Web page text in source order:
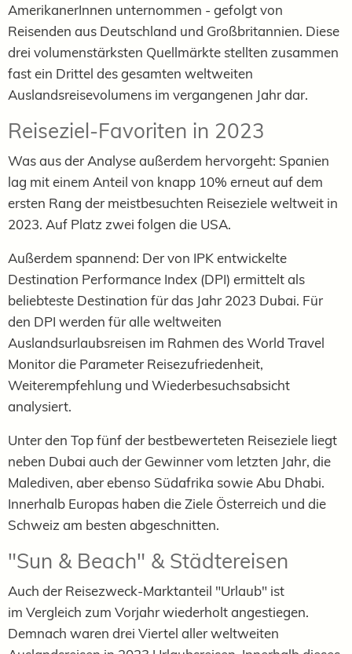
AmerikanerInnen unternommen - gefolgt von
Reisenden aus Deutschland und Großbritannien. Diese
drei volumenstärksten Quellmärkte stellten zusammen
fast ein Drittel des gesamten weltweiten
Auslandsreisevolumens im vergangenen Jahr dar.
Reiseziel-Favoriten in 2023
Was aus der Analyse außerdem hervorgeht: Spanien
lag mit einem Anteil von knapp 10% erneut auf dem
ersten Rang der meistbesuchten Reiseziele weltweit in
2023. Auf Platz zwei folgen die USA.
Außerdem spannend: Der von IPK entwickelte
Destination Performance Index (DPI) ermittelt als
beliebteste Destination für das Jahr 2023 Dubai. Für
den DPI werden für alle weltweiten
Auslandsurlaubsreisen im Rahmen des World Travel
Monitor die Parameter Reisezufriedenheit,
Weiterempfehlung und Wiederbesuchsabsicht
analysiert.
Unter den Top fünf der bestbewerteten Reiseziele liegt
neben Dubai auch der Gewinner vom letzten Jahr, die
Malediven, aber ebenso Südafrika sowie Abu Dhabi.
Innerhalb Europas haben die Ziele Österreich und die
Schweiz am besten abgeschnitten.
"Sun & Beach" & Städtereisen
Auch der Reisezweck-Marktanteil "Urlaub" ist
im Vergleich zum Vorjahrwiederholt angestiegen.
Demnach waren drei Viertel aller weltweiten